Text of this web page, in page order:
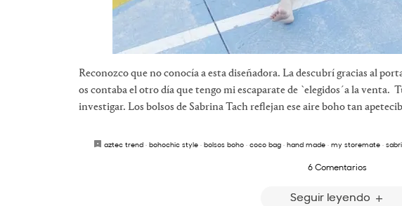
Reconozco que no conocía a esta diseñadora. La descubrí gracias al
os contaba el otro día que tengo mi escaparate de `elegidos´a la venta.
investigar. Los bolsos de Sabrina Tach reflejan ese aire boho tan
aztec trend · bohochic style · bolsos boho · coco bag · hand made · my storemate ·
6 Comentarios
Seguir leyendo